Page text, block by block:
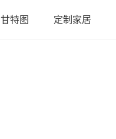
甘特图 定制家居